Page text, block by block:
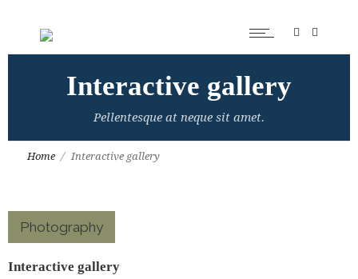
Interactive gallery
Pellentesque at neque sit amet.
Home Interactive gallery
Photography
Interactive gallery